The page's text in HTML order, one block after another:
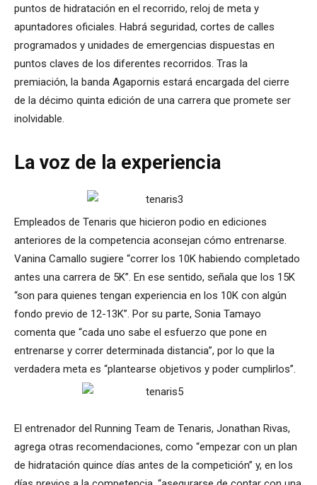
puntos de hidratación en el recorrido, reloj de meta y
apuntadores oficiales. Habrá seguridad, cortes de calles
programados y unidades de emergencias dispuestas en
puntos claves de los diferentes recorridos. Tras la
premiación, la banda Agapornis estará encargada del cierre
de la décimo quinta edición de una carrera que promete ser
inolvidable.
La voz de la experiencia
Empleados de Tenaris que hicieron podio en ediciones
anteriores de la competencia aconsejan cómo entrenarse.
Vanina Camallo sugiere “correr los 10K habiendo completado
antes una carrera de 5K”. En ese sentido, señala que los 15K
“son para quienes tengan experiencia en los 10K con algún
fondo previo de 12-13K”. Por su parte, Sonia Tamayo
comenta que “cada uno sabe el esfuerzo que pone en
entrenarse y correr determinada distancia”, por lo que la
verdadera meta es “plantearse objetivos y poder cumplirlos”.
El entrenador del Running Team de Tenaris, Jonathan Rivas,
agrega otras recomendaciones, como “empezar con un plan
de hidratación quince días antes de la competición” y, en los